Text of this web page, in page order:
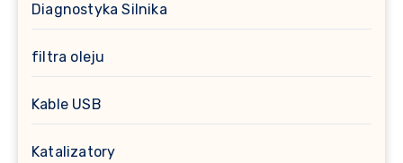
Diagnostyka Silnika
filtra oleju
Kable USB
Katalizatory